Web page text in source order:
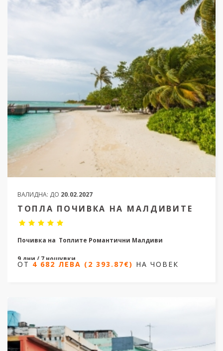
ВАЛИДНА: ДО 20.02.2027
ТОПЛА ПОЧИВКА НА МАЛДИВИТЕ
Почивка на Топлите Романтични Малдиви
9 дни / 7 нощувки
ОТ 4 682 ЛЕВА (2 393.87€) НА ЧОВЕК